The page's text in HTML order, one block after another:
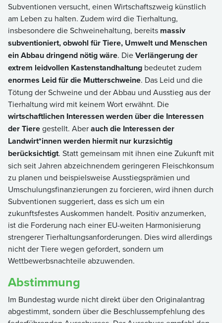
Subventionen versucht, einen Wirtschaftszweig künstlich
am Leben zu halten. Zudem wird die Tierhaltung,
insbesondere die Schweinehaltung, bereits massiv
subventioniert, obwohl für Tiere, Umwelt und Menschen
ein Abbau dringend nötig wäre. DieVerlängerung der
extrem leidvollen Kastenstandhaltung bedeutet zudem
enormes Leid für die Mutterschweine. Das Leid und die
Tötung der Schweine und der Abbau und Ausstieg aus der
Tierhaltung wird mit keinem Wort erwähnt. Die
wirtschaftlichen Interessen werden über die Interessen
der Tieregestellt. Aberauch die Interessen der
Landwirt*innen werden hiermit nur kurzsichtig
berücksichtigt. Statt gemeinsam mit ihnen eine Zukunft mit
sich seit Jahren abzeichnendem geringeren Fleischkonsum
zu planen und beispielsweise Ausstiegsprämien und
Umschulungsfinanzierungen zu forcieren, wird ihnen durch
Subventionen suggeriert, dass es sich um ein
zukunftsfestes Auskommen handelt. Positiv anzumerken,
ist die Forderung nach einer EU-weiten Harmonisierung
strengerer Tierhaltungsanforderungen. Dies wird allerdings
nicht der Tiere wegen gefordert, sondern um
Wettbewerbsnachteile abzuwenden.
Abstimmung
Im Bundestag wurde nicht direkt über den Originalantrag
abgestimmt, sondern über die Beschlussempfehlung des